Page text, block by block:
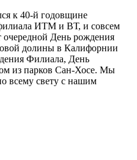
к 40-й годовщине
ИТМ и ВТ, и совсем
очередной День рождения
долины в Калифорнии
Филиала, День
из парков Сан-Хосе. Мы
всему свету с нашим